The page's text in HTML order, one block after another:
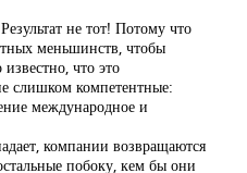
не тот! Потому что
меньшинств, чтобы
что это
слишком компетентные:
международное и
компании возвращаются
побоку, кем бы они